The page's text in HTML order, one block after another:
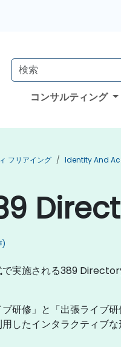
コンサルティング
フリアイング Identity And
)
実施される389
研修」と「出張ライブ
したインタラクティブ